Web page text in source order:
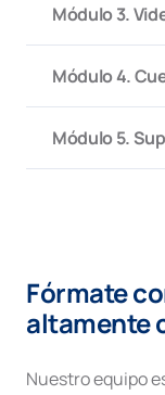
Módulo 3.
Módulo 4.
Módulo 5.
Fórmate
altamente
Nuestro equipo